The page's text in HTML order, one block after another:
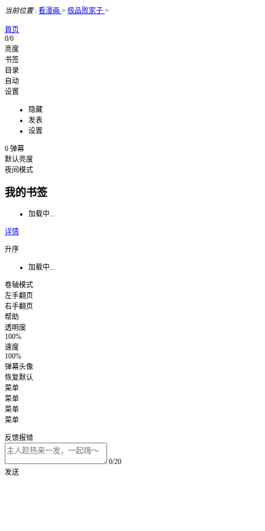
当前位置: 看漫画 > 极品败家子 >
首页
0/0
亮度
书签
目录
自动
设置
隐藏
发表
设置
0 弹幕
默认亮度
夜间模式
我的书签
加载中...
详情
升序
加载中...
卷轴模式
左手翻页
右手翻页
帮助
透明度
100%
速度
100%
弹幕头像
恢复默认
菜单
菜单
菜单
菜单
反馈报错
0/20
发送